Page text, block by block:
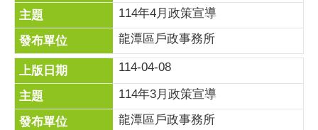
114年4月政策宣導
龍潭區戶政事務所
114-04-08
114年3月政策宣導
龍潭區戶政事務所